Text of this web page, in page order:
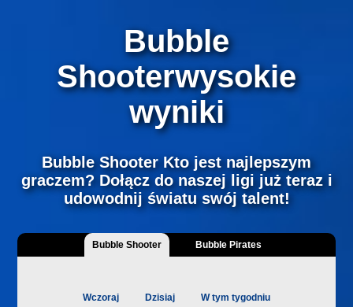
Bubble
Shooterwysokie
wyniki
Bubble Shooter Kto jest najlepszym
graczem? Dołącz do naszej ligi już teraz i
udowodnij światu swój talent!
Bubble Shooter Bubble Pirates
Wczoraj Dzisiaj W tym tygodniu